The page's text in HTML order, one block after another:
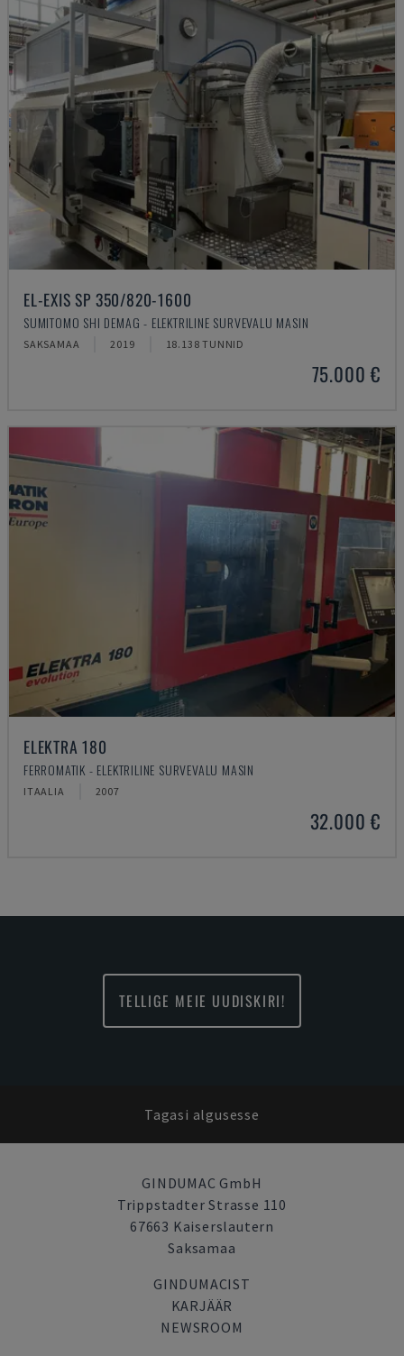
EL-EXIS SP 350/820-1600
SUMITOMO SHI DEMAG - ELEKTRILINE SURVEVALU MASIN
SAKSAMAA 2019 18.138 TUNNID
75.000 €
ELEKTRA 180
FERROMATIK - ELEKTRILINE SURVEVALU MASIN
ITAALIA 2007
32.000 €
TELLIGE MEIE UUDISKIRI!
Tagasi algusesse
GINDUMAC GmbH
Trippstadter Strasse 110
67663 Kaiserslautern
Saksamaa
GINDUMACIST
KARJÄÄR
NEWSROOM